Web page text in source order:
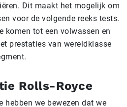
Dit maakt het mogelijk om
voor de volgende reeks tests.
komen tot een volwassen en
prestaties van wereldklasse
Rolls-Royce
hebben we bewezen dat we